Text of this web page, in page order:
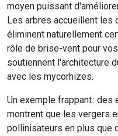
moyen puissant
Les arbres accueillent les
éliminent naturellement
rôle de brise-vent pour
soutiennent l'architecture
avec les mycorhizes.
Un exemple frappant :
montrent que les vergers
pollinisateurs en plus que